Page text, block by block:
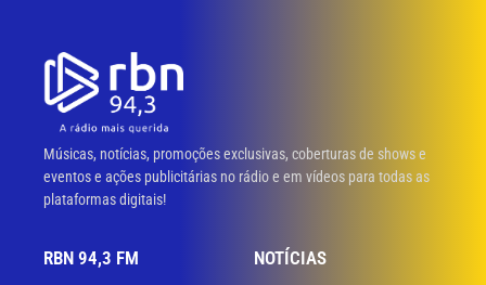
Músicas, notícias, promoções exclusivas, coberturas de shows e
eventos e ações publicitárias no rádio e em vídeos para todas as
plataformas digitais!
RBN 94,3 FM NOTÍCIAS